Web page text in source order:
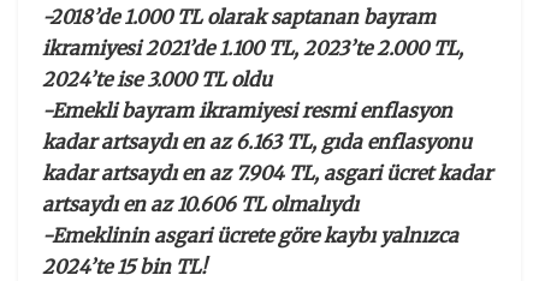
-2018’de 1.000 TL olarak saptanan bayram
ikramiyesi 2021’de 1.100 TL, 2023’te 2.000 TL,
2024’te ise 3.000 TL oldu
-Emekli bayram ikramiyesi resmi enflasyon
kadar artsaydı en az 6.163 TL, gıda enflasyonu
kadar artsaydı en az 7.904 TL, asgari ücret kadar
artsaydı en az 10.606 TL olmalıydı
-Emeklinin asgari ücrete göre kaybı yalnızca
2024’te 15 bin TL!